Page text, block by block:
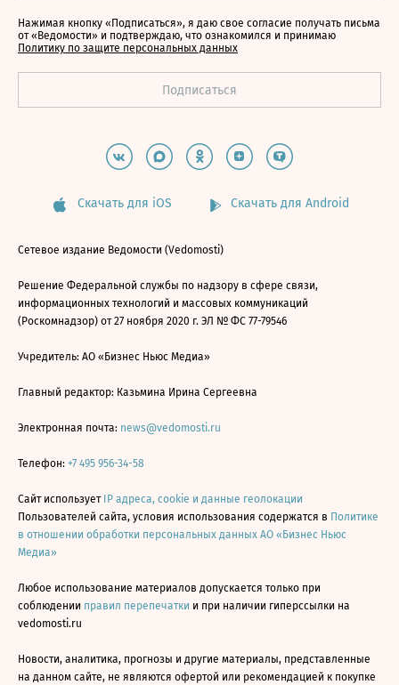
Нажимая кнопку «Подписаться», я даю свое согласие получать письма
от «Ведомости» и подтверждаю, что ознакомился и принимаю
Политику по защите персональных данных
Скачать для iOS Скачать для Android
Сетевое издание Ведомости (Vedomosti)
Решение Федеральной службы по надзору в сфере связи,
информационных технологий и массовых коммуникаций
(Роскомнадзор) от 27 ноября 2020 г. ЭЛ № ФС 77-79546
Учредитель: АО «Бизнес Ньюс Медиа»
Главный редактор: Казьмина Ирина Сергеевна
Электронная почта: news@vedomosti.ru
Телефон: +7 495 956-34-58
Сайт использует IP адреса, cookie и данные геолокации
Пользователей сайта, условия использования содержатся в Политике
в отношении обработки персональных данных АО «Бизнес Ньюс
Медиа»
Любое использование материалов допускается только при
соблюдении правил перепечатки и при наличии гиперссылки на
vedomosti.ru
Новости, аналитика, прогнозы и другие материалы, представленные
на данном сайте, не являются офертой или рекомендацией к покупке